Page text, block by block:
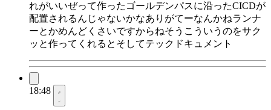
れがいいぜって作ったゴールデンパスに沿ったCICDが
配置されるんじゃないかなありがてーなんかねランナ
ーとかめんどくさいですからねそうこういうのをサク
ッと作ってくれるとそしてテックドキュメント
18:48